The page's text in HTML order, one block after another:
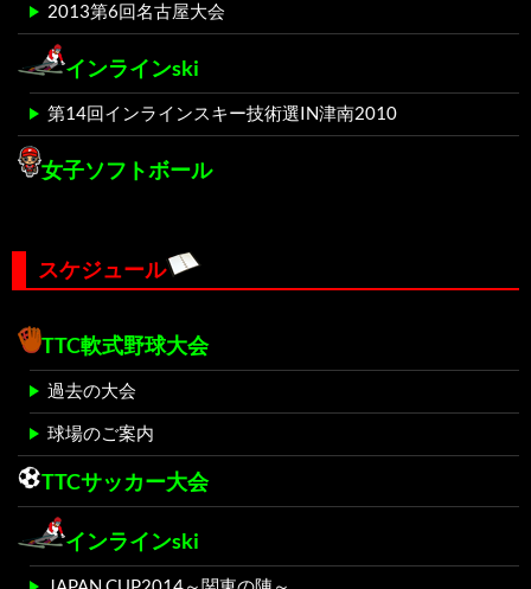
2013第6回名古屋大会
インラインski
第14回インラインスキー技術選IN津南2010
女子ソフトボール
スケジュール
TTC軟式野球大会
過去の大会
球場のご案内
TTCサッカー大会
インラインski